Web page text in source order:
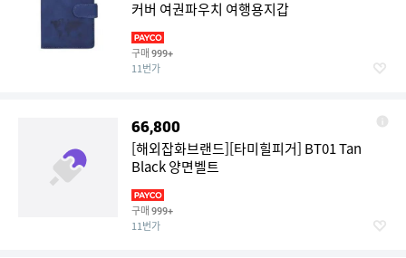
커버 여권파우치 여행용지갑
구매 999+
11번가
66,800
[해외잡화브랜드][타미힐피거] BT01 Tan
Black 양면벨트
구매 999+
11번가